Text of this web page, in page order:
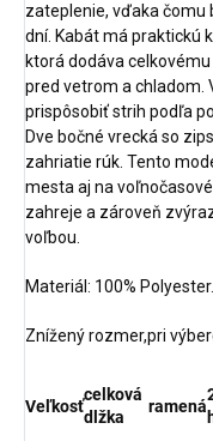
zateplenie, vďaka čomu
dní. Kabát má praktickú
ktorá dodáva
pred vetrom a chladom.
prispôsobiť strih podľa
Dve bočné vrecká so
zahriatie rúk. Tento
mesta aj na
zahreje a zároveň
voľbou.
Materiál: 100% Polyester.
Znížený rozmer,pri
Veľkosť
celková
dlžka
ramená